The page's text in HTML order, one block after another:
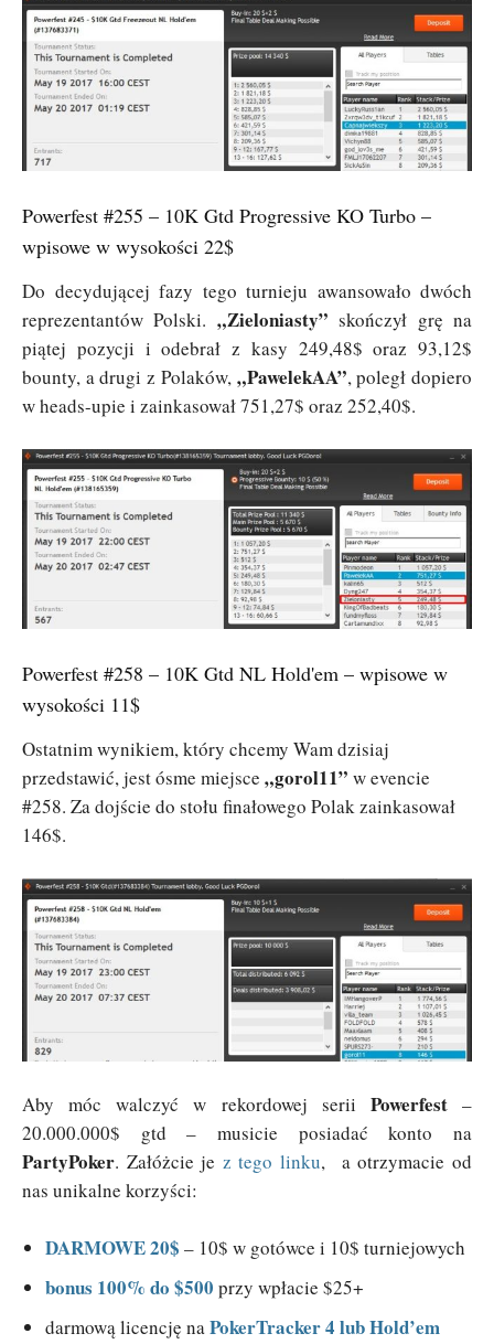
Powerfest #255 – 10K Gtd Progressive KO Turbo –
wpisowe w wysokości 22$
Do decydującej fazy tego turnieju awansowało dwóch
reprezentantów Polski. „Zieloniasty” skończył grę na
piątej pozycji i odebrał z kasy 249,48$ oraz 93,12$
bounty, a drugi z Polaków, „PawelekAA”, poległ dopiero
w heads-upie i zainkasował 751,27$ oraz 252,40$.
Powerfest #258 – 10K Gtd NL Hold'em – wpisowe w
wysokości 11$
Ostatnim wynikiem, który chcemy Wam dzisiaj
przedstawić, jest ósme miejsce „gorol11” w evencie
#258. Za dojście do stołu finałowego Polak zainkasował
146$.
Aby móc walczyć w rekordowej serii Powerfest–
20.000.000$ gtd – musicie posiadać konto na
PartyPoker. Załóżcie je z tego linku, a otrzymacie od
nas unikalne korzyści:
DARMOWE 20$ – 10$ w gotówce i 10$ turniejowych
bonus 100% do $500 przy wpłacie $25+
darmową licencję naPokerTracker 4 lub Hold’em